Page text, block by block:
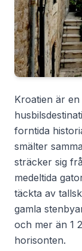
Kroatien är
forntida
smälter
sträcker sig
medeltida
täckta av
gamla
och mer än 1
horisonten.